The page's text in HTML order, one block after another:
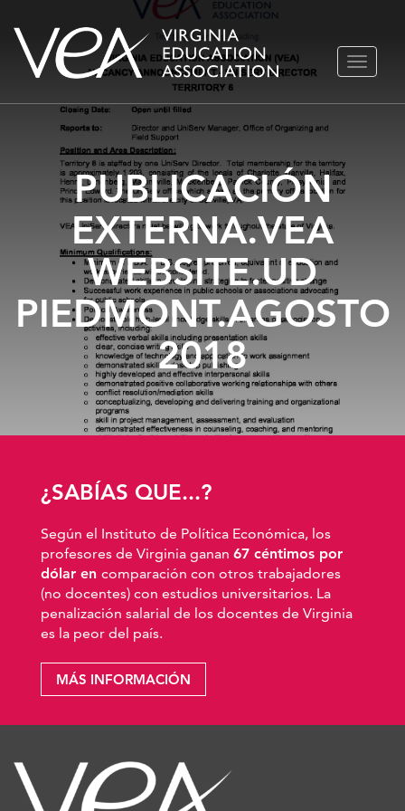
Ir
PUBLICACIÓN
EXTERNA.VEA
WEBSITE.UD
PIEDMONT.AGOSTO
2018
¿SABÍAS QUE...?
Según el Instituto de Política Económica, los
profesores de Virginia ganan 67 céntimos por
dólar en comparación con otros trabajadores
(no docentes) con estudios universitarios. La
penalización salarial de los docentes de Virginia
es la peor del país.
MÁS INFORMACIÓN